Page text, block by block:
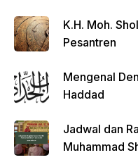
K.H. Moh.
Pesantren
Mengenal
Haddad
Jadwal dan
Muhammad